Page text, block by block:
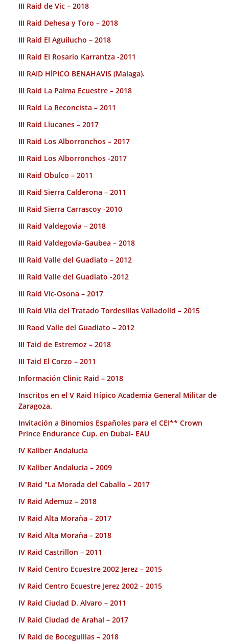
III Raid de Vic – 2018
III Raid Dehesa y Toro – 2018
III Raid El Aguilucho – 2018
III Raid El Rosario Karrantza -2011
III RAID HÍPICO BENAHAVIS (Malaga).
III Raid La Palma Ecuestre – 2018
III Raid La Reconcista – 2011
III Raid Llucanes – 2017
III Raid Los Alborronchos – 2017
III Raid Los Alborronchos -2017
III Raid Obulco – 2011
III Raid Sierra Calderona – 2011
III Raid Sierra Carrascoy -2010
III Raid Valdegovia – 2018
III Raid Valdegovía-Gaubea – 2018
III Raid Valle del Guadiato – 2012
III Raid Valle del Guadiato -2012
III Raid Vic-Osona – 2017
III Raid Vlla del Tratado Tordesillas Valladolid – 2015
III Raod Valle del Guadiato – 2012
III Taid de Estremoz – 2018
III Taid El Corzo – 2011
Información Clinic Raid – 2018
Inscritos en el V Raid Hípico Academia General Militar de
Zaragoza.
Invitación a Binomios Españoles para el CEI** Crown
Prince Endurance Cup. en Dubai- EAU
IV Kaliber Andalucia
IV Kaliber Andalucia – 2009
IV Raid "La Morada del Caballo – 2017
IV Raid Ademuz – 2018
IV Raid Alta Moraña – 2017
IV Raid Alta Moraña – 2018
IV Raid Castrillon – 2011
IV Raid Centro Ecuestre 2002 Jerez – 2015
IV Raid Centro Ecuestre Jerez 2002 – 2015
IV Raid Ciudad D. Alvaro – 2011
IV Raid Ciudad de Arahal – 2017
IV Raid de Boceguillas – 2018